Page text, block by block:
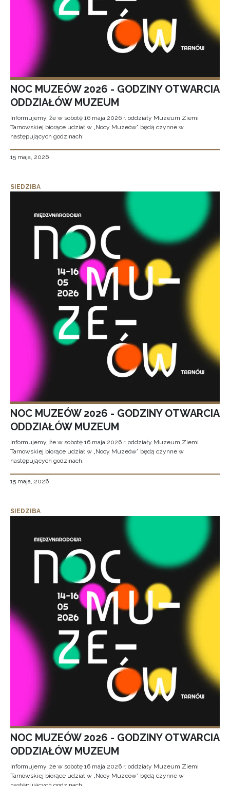
NOC MUZEÓW 2026 - GODZINY OTWARCIA
ODDZIAŁÓW MUZEUM
Informujemy, że w sobotę 16 maja 2026 r. oddziały Muzeum Ziemi
Tarnowskiej biorące udział w „Nocy Muzeów” będą czynne w
następujących godzinach:
15 maja, 2026
SIEDZIBA
NOC MUZEÓW 2026 - GODZINY OTWARCIA
ODDZIAŁÓW MUZEUM
Informujemy, że w sobotę 16 maja 2026 r. oddziały Muzeum Ziemi
Tarnowskiej biorące udział w „Nocy Muzeów” będą czynne w
następujących godzinach:
15 maja, 2026
SIEDZIBA
NOC MUZEÓW 2026 - GODZINY OTWARCIA
ODDZIAŁÓW MUZEUM
Informujemy, że w sobotę 16 maja 2026 r. oddziały Muzeum Ziemi
Tarnowskiej biorące udział w „Nocy Muzeów” będą czynne w